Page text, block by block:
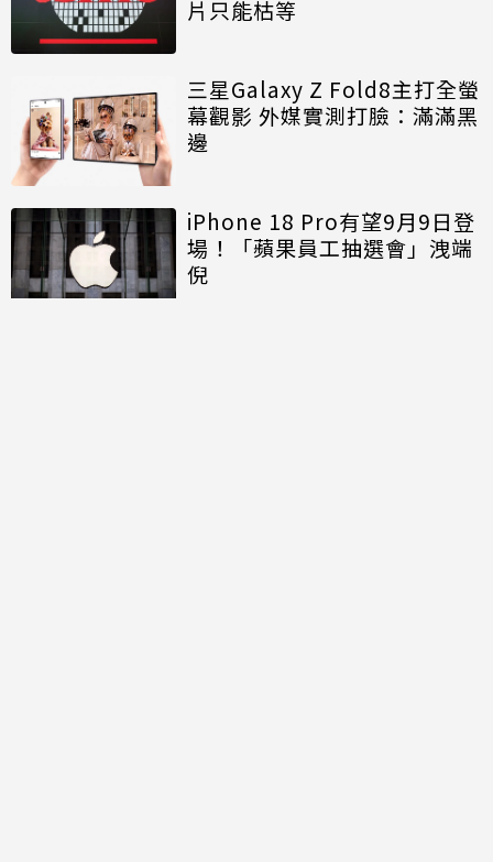
片只能枯等
三星Galaxy Z Fold8主打全螢
幕觀影 外媒實測打臉：滿滿黑
邊
iPhone 18 Pro有望9月9日登
場！「蘋果員工抽選會」洩端
倪